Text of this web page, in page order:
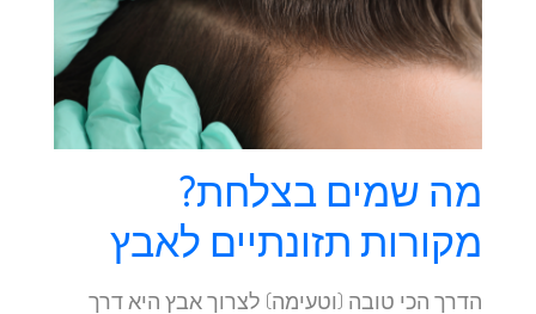
מה שמים בצלחת?
מקורות תזונתיים לאבץ
הדרך הכי טובה (וטעימה) לצרוך אבץ היא דרך